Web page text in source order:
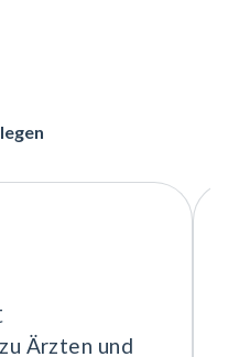
Ärzten und